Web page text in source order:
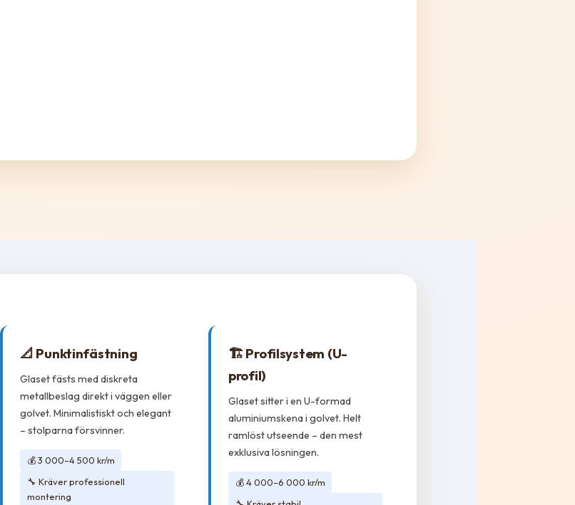
📐 Punktinfästning
Glaset fästs med diskreta
metallbeslag direkt i väggen eller
golvet. Minimalistiskt och elegant
– stolparna försvinner.
💰 3 000–4 500 kr/m
🔧 Kräver professionell
montering
🏗️ Profilsystem (U-
profil)
Glaset sitter i en U-formad
aluminiumskena i golvet. Helt
ramlöst utseende – den mest
exklusiva lösningen.
💰 4 000–6 000 kr/m